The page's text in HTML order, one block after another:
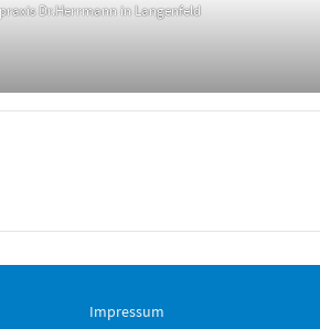
Dr.Herrmann in Langenfeld
Impressum